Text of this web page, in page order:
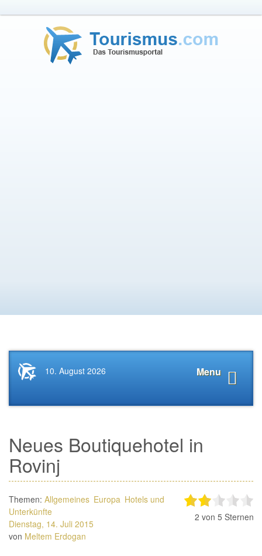
Startseite
News.Tourismus.com
Menu
10. August 2026
Neues Boutiquehotel in
Rovinj
Themen: Allgemeines Europa Hotels und
Unterkünfte
Dienstag, 14. Juli 2015
von Meltem Erdogan
2 von 5 Sternen